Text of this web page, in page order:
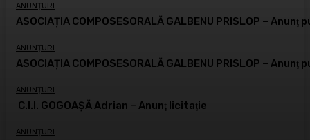
ANUNȚURI
ASOCIAȚIA COMPOSESORALĂ GALBENU PRISLOP – Anunţ
ANUNȚURI
ASOCIAȚIA COMPOSESORALĂ GALBENU PRISLOP – Anunţ
ANUNȚURI
C.I.I. GOGOAŞĂ Adrian – Anunţ licitaţie
ANUNȚURI